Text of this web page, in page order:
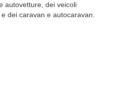
autovetture, dei veicoli
dei caravan e autocaravan.